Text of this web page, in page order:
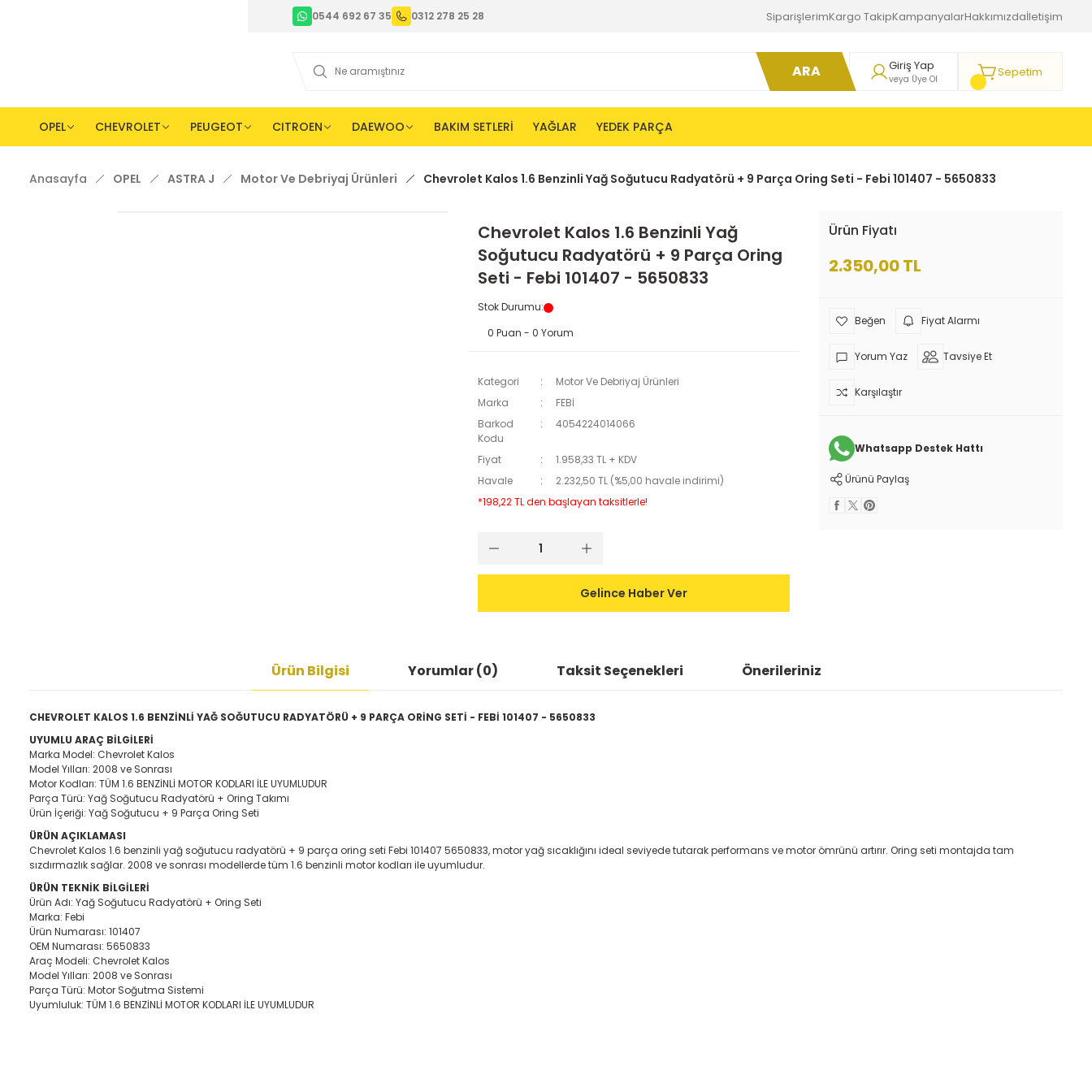
0544 692 67 35 0312 278 25 28 SiparişlerimKargo TakipKampanyalarHakkımızdaİletişim
ARA Giriş Yap
veya Üye Ol Sepetim
OPEL CHEVROLET PEUGEOT CITROEN DAEWOO BAKIM SETLERİ YAĞLAR YEDEK PARÇA
Anasayfa OPEL ASTRA J Motor Ve Debriyaj Ürünleri Chevrolet Kalos 1.6 Benzinli Yağ Soğutucu Radyatörü + 9 Parça Oring Seti - Febi 101407 - 5650833
Chevrolet Kalos 1.6 Benzinli Yağ
Soğutucu Radyatörü + 9 Parça Oring
Seti - Febi 101407 - 5650833
Stok Durumu:
0 Puan - 0 Yorum
Kategori
Motor Ve Debriyaj Ürünleri
Marka
FEBİ
Barkod
Kodu
4054224014066
Fiyat
1.958,33 TL + KDV
Havale
2.232,50 TL (%5,00 havale indirimi)
*198,22 TL den başlayan taksitlerle!
Gelince Haber Ver
Ürün Fiyatı
2.350,00 TL
Fiyat Alarmı
Yorum Yaz Tavsiye Et
Karşılaştır
Whatsapp Destek Hattı
Ürünü Paylaş
Ürün Bilgisi Yorumlar (0) Taksit Seçenekleri Önerileriniz
CHEVROLET KALOS 1.6 BENZİNLİ YAĞ SOĞUTUCU RADYATÖRÜ + 9 PARÇA ORİNG SETİ - FEBİ 101407 - 5650833
UYUMLU ARAÇ BİLGİLERİ
Marka Model: Chevrolet Kalos
Model Yılları: 2008 ve Sonrası
Motor Kodları: TÜM 1.6 BENZİNLİ MOTOR KODLARI İLE UYUMLUDUR
Parça Türü: Yağ Soğutucu Radyatörü + Oring Takımı
Ürün İçeriği: Yağ Soğutucu + 9 Parça Oring Seti
ÜRÜN AÇIKLAMASI
Chevrolet Kalos 1.6 benzinli yağ soğutucu radyatörü + 9 parça oring seti Febi 101407 5650833, motor yağ sıcaklığını ideal seviyede tutarak performans ve motor ömrünü artırır. Oring seti montajda tam
sızdırmazlık sağlar. 2008 ve sonrası modellerde tüm 1.6 benzinli motor kodları ile uyumludur.
ÜRÜN TEKNİK BİLGİLERİ
Ürün Adı: Yağ Soğutucu Radyatörü + Oring Seti
Marka: Febi
Ürün Numarası: 101407
OEM Numarası: 5650833
Araç Modeli: Chevrolet Kalos
Model Yılları: 2008 ve Sonrası
Parça Türü: Motor Soğutma Sistemi
Uyumluluk: TÜM 1.6 BENZİNLİ MOTOR KODLARI İLE UYUMLUDUR